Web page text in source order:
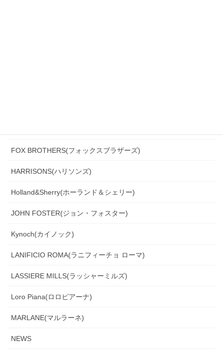
FOX BROTHERS(フォックスブラザーズ)
HARRISONS(ハリソンズ)
Holland&Sherry(ホーランド＆シェリー)
JOHN FOSTER(ジョン・フォスター)
Kynoch(カイノック)
LANIFICIO ROMA(ラニフィーチョ ローマ)
LASSIERE MILLS(ラッシャーミルズ)
Loro Piana(ロロピアーナ)
MARLANE(マルラーネ)
NEWS